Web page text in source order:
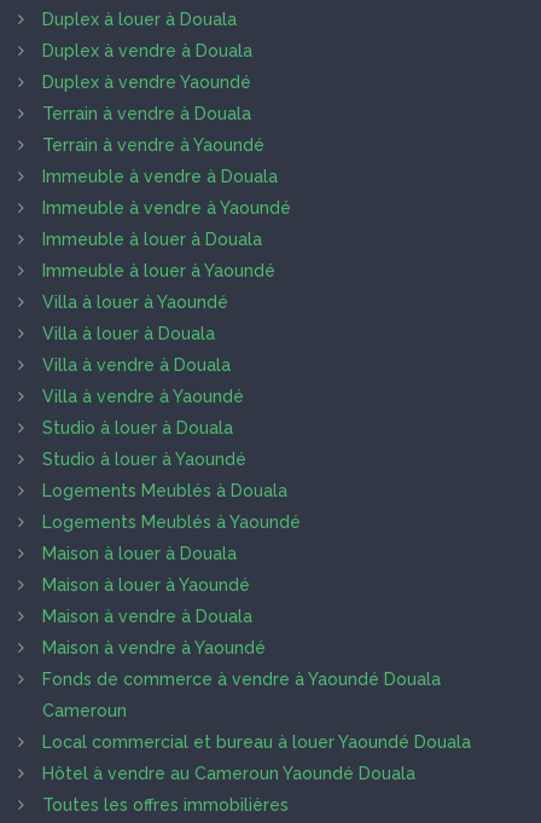
Duplex à louer à Douala
Duplex à vendre à Douala
Duplex à vendre Yaoundé
Terrain à vendre à Douala
Terrain à vendre à Yaoundé
Immeuble à vendre à Douala
Immeuble à vendre à Yaoundé
Immeuble à louer à Douala
Immeuble à louer à Yaoundé
Villa à louer à Yaoundé
Villa à louer à Douala
Villa à vendre à Douala
Villa à vendre à Yaoundé
Studio à louer à Douala
Studio à louer à Yaoundé
Logements Meublés à Douala
Logements Meublés à Yaoundé
Maison à louer à Douala
Maison à louer à Yaoundé
Maison à vendre à Douala
Maison à vendre à Yaoundé
Fonds de commerce à vendre à Yaoundé Douala
Cameroun
Local commercial et bureau à louer Yaoundé Douala
Hôtel à vendre au Cameroun Yaoundé Douala
Toutes les offres immobilières